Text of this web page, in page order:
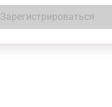
Зарегистрироваться